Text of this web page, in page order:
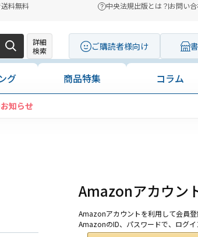
料無料 中央法規出版とは？お問い
詳細
検索
ご購読者様向け
グ 商品特集 コラム
知らせ
Amazonアカウン
Amazonアカウントを利用して会員登
AmazonのID、パスワードで、ログイ